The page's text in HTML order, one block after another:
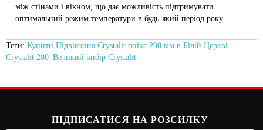
між стінами і вікном, що дає можливість підтримувати
оптимальний режим температури в будь-який період року.
Теги: Купити Підвіконня Crystalit онікс 200 мм в Білій Церкві |
Crystalit 200 |Великий вибір Crystalit
ПІДПИСАТИСЯ НА РОЗСИЛКУ